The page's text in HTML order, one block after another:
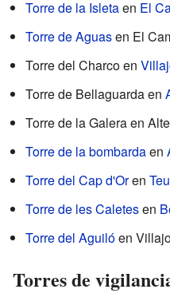
Torre de la Isletaen El
Torre de Aguasen El
Torre del Charco en
Torre de Bellaguarda en
Torre de la Galera en
Torre de la bombardaen
Torre del Cap d'Oren
Torre de les Caletesen
Torre del Aguilóen
Torres de